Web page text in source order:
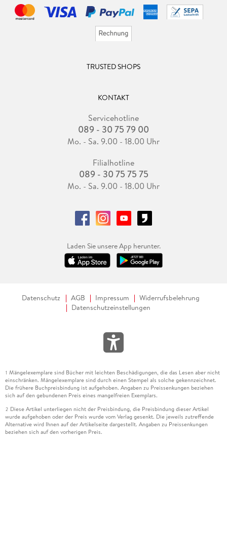
TRUSTED SHOPS
KONTAKT
Servicehotline
089 - 30 75 79 00
Mo. - Sa. 9.00 - 18.00 Uhr
Filialhotline
089 - 30 75 75 75
Mo. - Sa. 9.00 - 18.00 Uhr
Laden Sie unsere App herunter.
Datenschutz AGB Impressum
Widerrufsbelehrung
Datenschutzeinstellungen
1 Mängelexemplare sind Bücher mit leichten Beschädigungen, die das Lesen aber nicht
einschränken. Mängelexemplare sind durch einen Stempel als solche gekennzeichnet.
Die frühere Buchpreisbindung ist aufgehoben. Angaben zu Preissenkungen beziehen
sich auf den gebundenen Preis eines mangelfreien Exemplars.
2 Diese Artikel unterliegen nicht der Preisbindung, die Preisbindung dieser Artikel
wurde aufgehoben oder der Preis wurde vom Verlag gesenkt. Die jeweils zutreffende
Alternative wird Ihnen auf der Artikelseite dargestellt. Angaben zu Preissenkungen
beziehen sich auf den vorherigen Preis.